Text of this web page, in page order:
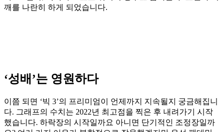
깨를 나란히 하게 되었습니다.
‘성배’는 영원하다
이쯤 되면 ‘빅 3’의 프리미엄이 언제까지 지속될지 궁금해집니
다. 그래프의 수치는 2022년 최고점을 찍은 후 내려가기 시작
했습니다. 하락장의 시작일까요 아니면 단기적인 조정장일까